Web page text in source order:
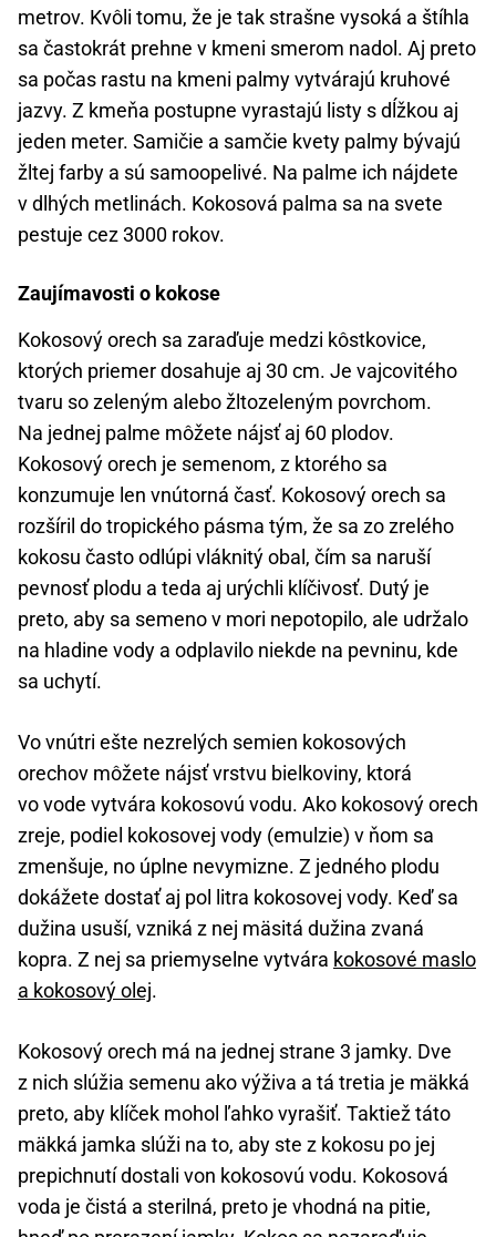
metrov. Kvôli tomu, že je tak strašne vysoká a štíhla
sa častokrát prehne v kmeni smerom nadol. Aj preto
sa počas rastu na kmeni palmy vytvárajú kruhové
jazvy. Z kmeňa postupne vyrastajú listy s dĺžkou aj
jeden meter. Samičie a samčie kvety palmy bývajú
žltej farby a sú samoopelivé. Na palme ich nájdete
v dlhých metlinách. Kokosová palma sa na svete
pestuje cez 3000 rokov.
Zaujímavosti o kokose
Kokosový orech sa zaraďuje medzi kôstkovice,
ktorých priemer dosahuje aj 30 cm. Je vajcovitého
tvaru so zeleným alebo žltozeleným povrchom.
Na jednej palme môžete nájsť aj 60 plodov.
Kokosový orech je semenom, z ktorého sa
konzumuje len vnútorná časť. Kokosový orech sa
rozšíril do tropického pásma tým, že sa zo zrelého
kokosu často odlúpi vláknitý obal, čím sa naruší
pevnosť plodu a teda aj urýchli klíčivosť. Dutý je
preto, aby sa semeno v mori nepotopilo, ale udržalo
na hladine vody a odplavilo niekde na pevninu, kde
sa uchytí.
Vo vnútri ešte nezrelých semien kokosových
orechov môžete nájsť vrstvu bielkoviny, ktorá
vo vode vytvára kokosovú vodu. Ako kokosový orech
zreje, podiel kokosovej vody (emulzie) v ňom sa
zmenšuje, no úplne nevymizne. Z jedného plodu
dokážete dostať aj pol litra kokosovej vody. Keď sa
dužina usuší, vzniká z nej mäsitá dužina zvaná
kopra. Z nej sa priemyselne vytvára kokosové maslo
a kokosový olej.
Kokosový orech má na jednej strane 3 jamky. Dve
z nich slúžia semenu ako výživa a tá tretia je mäkká
preto, aby klíček mohol ľahko vyrašiť. Taktiež táto
mäkká jamka slúži na to, aby ste z kokosu po jej
prepichnutí dostali von kokosovú vodu. Kokosová
voda je čistá a sterilná, preto je vhodná na pitie,